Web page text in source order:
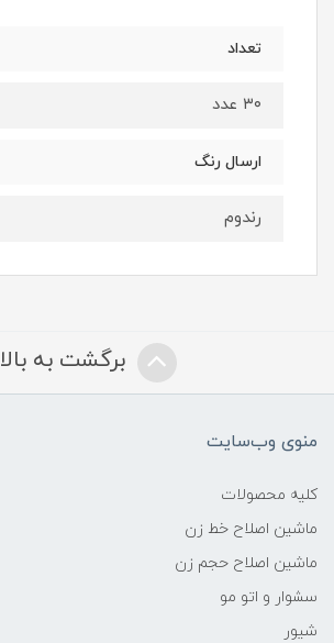
تعداد
۳۰ عدد
ارسال رنگ
رندوم
برگشت به بالا
منوی وب‌سایت
کلیه محصولات
ماشین اصلاح خط زن
ماشین اصلاح حجم زن
سشوار و اتو مو
شیور